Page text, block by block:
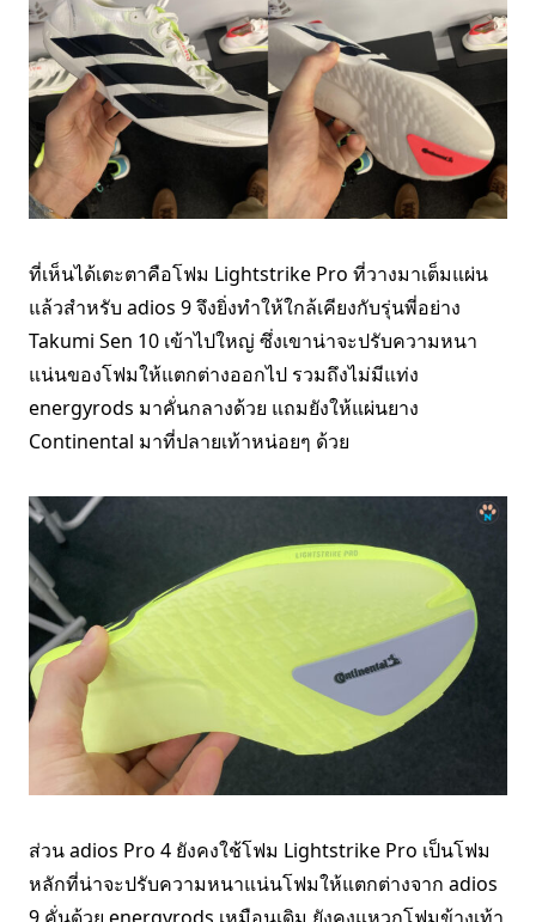
ที่เห็นได้เตะตาคือโฟม Lightstrike Pro ที่วางมาเต็มแผ่น
แล้วสำหรับ adios 9 จึงยิ่งทำให้ใกล้เคียงกับรุ่นพี่อย่าง
Takumi Sen 10 เข้าไปใหญ่ ซึ่งเขาน่าจะปรับความหนา
แน่นของโฟมให้แตกต่างออกไป รวมถึงไม่มีแท่ง
energyrods มาคั่นกลางด้วย แถมยังให้แผ่นยาง
Continental มาที่ปลายเท้าหน่อยๆ ด้วย
ส่วน adios Pro 4 ยังคงใช้โฟม Lightstrike Pro เป็นโฟม
หลักที่น่าจะปรับความหนาแน่นโฟมให้แตกต่างจาก adios